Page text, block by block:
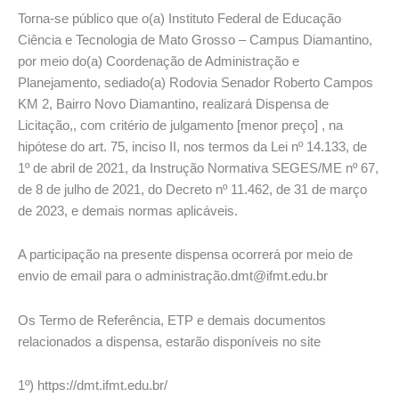
Torna-se público que o(a) Instituto Federal de Educação
Ciência e Tecnologia de Mato Grosso – Campus Diamantino,
por meio do(a) Coordenação de Administração e
Planejamento, sediado(a) Rodovia Senador Roberto Campos
KM 2, Bairro Novo Diamantino, realizará Dispensa de
Licitação,, com critério de julgamento [menor preço] , na
hipótese do art. 75, inciso II, nos termos da Lei nº 14.133, de
1º de abril de 2021, da Instrução Normativa SEGES/ME nº 67,
de 8 de julho de 2021, do Decreto nº 11.462, de 31 de março
de 2023, e demais normas aplicáveis.
A participação na presente dispensa ocorrerá por meio de
envio de email para o administração.dmt@ifmt.edu.br
Os Termo de Referência, ETP e demais documentos
relacionados a dispensa, estarão disponíveis no site
1º) https://dmt.ifmt.edu.br/